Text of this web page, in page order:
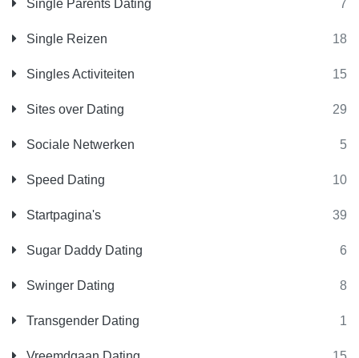
Single Parents Dating 7
Single Reizen 18
Singles Activiteiten 15
Sites over Dating 29
Sociale Netwerken 5
Speed Dating 10
Startpagina's 39
Sugar Daddy Dating 6
Swinger Dating 8
Transgender Dating 1